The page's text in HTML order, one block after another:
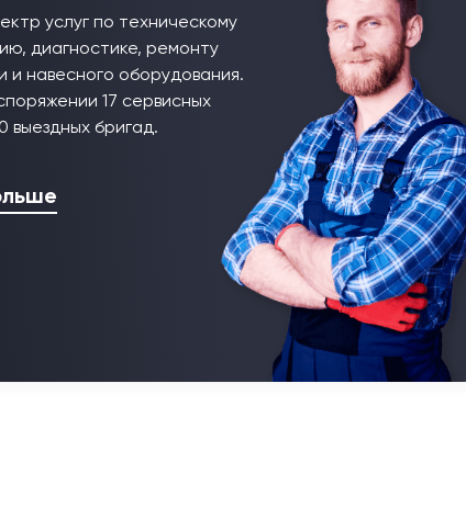
услуг по техническому
диагностике, ремонту
и навесного оборудования.
17 сервисных
выездных бригад.